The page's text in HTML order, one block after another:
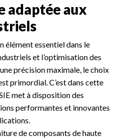
adaptée aux
élément essentiel dans le
et l’optimisation des
précision maximale, le choix
primordial. C’est dans cette
met à disposition des
performantes et innovantes
de composants de haute